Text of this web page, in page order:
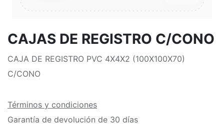
CAJAS DE REGISTRO C/CONO
CAJA DE REGISTRO PVC 4X4X2 (100X100X70)
C/CONO
Términos y condiciones
Garantía de devolución de 30 días